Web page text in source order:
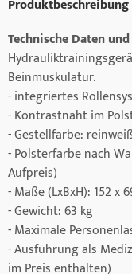
Produktbeschreibung
Technische Daten
Beinmuskulatur.
- integriertes
- Kontrastnaht im
- Gestellfarbe:
- Polsterfarbe nach
Aufpreis)
- Maße (LxBxH): 152 x
- Gewicht: 63 kg
- Maximale
- Ausführung als
im Preis enthalten)